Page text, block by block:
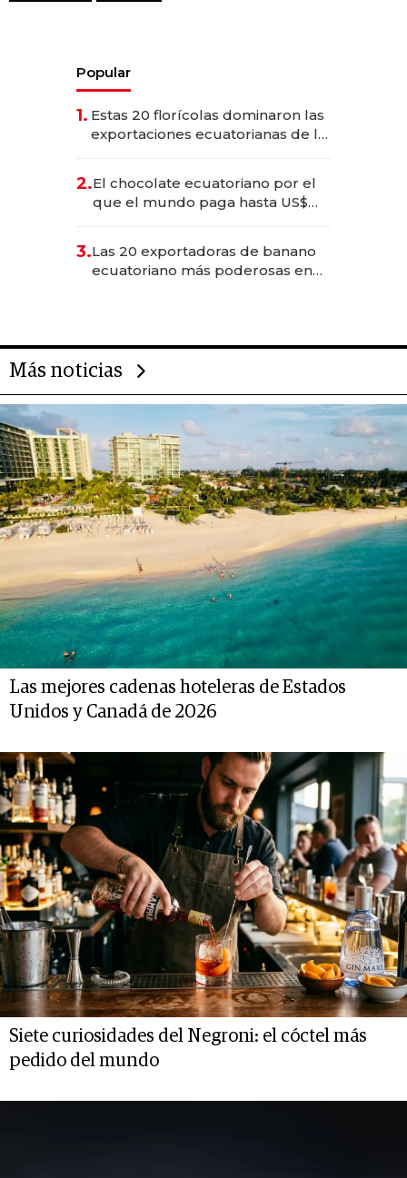
Popular
1. Estas 20 florícolas dominaron las
exportaciones ecuatorianas de la
2.El chocolate ecuatoriano por el
que el mundo paga hasta US$
3.Las 20 exportadoras de banano
ecuatoriano más poderosas en
Más noticias
Las mejores cadenas hoteleras de Estados
Unidos y Canadá de 2026
Siete curiosidades del Negroni: el cóctel más
pedido del mundo